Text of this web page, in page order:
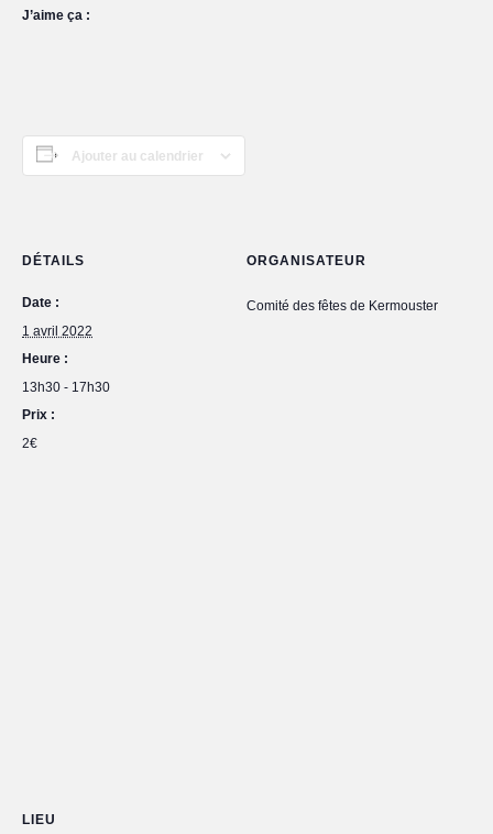
J’aime ça :
Ajouter au calendrier
DÉTAILS
Date :
1 avril 2022
Heure :
13h30 - 17h30
Prix :
2€
ORGANISATEUR
Comité des fêtes de Kermouster
LIEU